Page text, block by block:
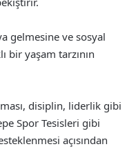
gelmesine ve sosyal
bir yaşam tarzının
disiplin, liderlik gibi
Spor Tesisleri gibi
açısından